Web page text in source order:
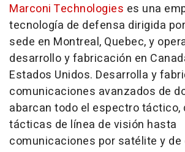
Marconi Technologies es una
tecnología de defensa dirigida
sede en Montreal, Quebec, y
desarrollo y fabricación en
Estados Unidos. Desarrolla y
comunicaciones avanzados de
abarcan todo el espectro táctico,
tácticas de línea de visión hasta
comunicaciones por satélite y de